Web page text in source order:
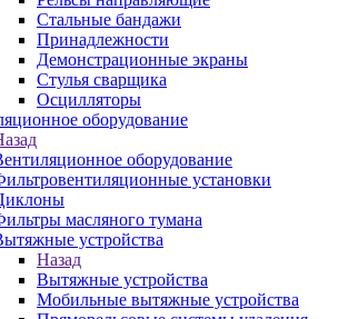
Стальные бандажи
Принадлежности
Демонстрационные экраны
Стулья сварщика
Осцилляторы
оборудование
оборудование
установки
масляного тумана
устройства
Назад
Вытяжные устройства
Мобильные вытяжные устройства